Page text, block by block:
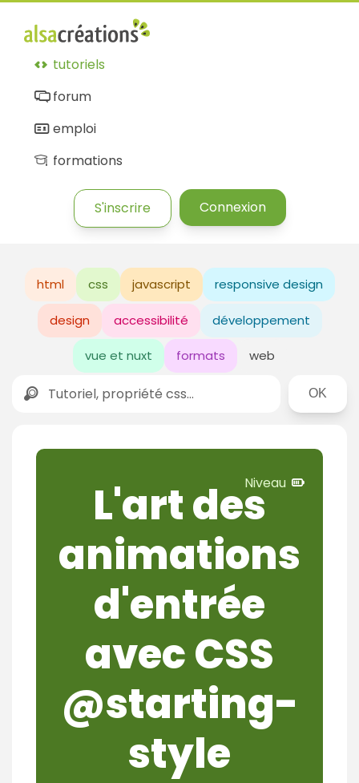
tutoriels
forum
emploi
formations
S'inscrire Connexion
html css javascript responsive design
design accessibilité développement
vue et nuxt formats web
Rechercher
Niveau
L'art des
animations
d'entrée
avec CSS
@starting-
style